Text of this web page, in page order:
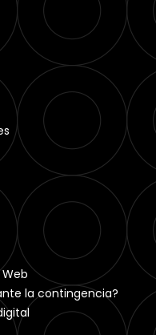
la contingencia?